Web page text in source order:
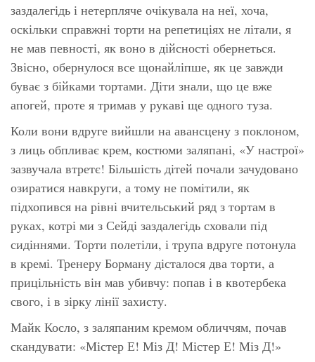
заздалегідь і нетерпляче очікувала на неї, хоча,
оскільки справжні торти на репетиціях не літали, я
не мав певності, як воно в дійсності обернеться.
Звісно, обернулося все щонайліпше, як це завжди
буває з бійками тортами. Діти знали, що це вже
апогей, проте я тримав у рукаві ще одного туза.
Коли вони вдруге вийшли на авансцену з поклоном,
з лиць обпливає крем, костюми заляпані, «У настрої»
зазвучала втретє! Більшість дітей почали зачудовано
озиратися навкруги, а тому не помітили, як
підхопився на рівні вчительський ряд з тортам в
руках, котрі ми з Сейді заздалегідь сховали під
сидіннями. Торти полетіли, і трупа вдруге потонула
в кремі. Тренеру Борману дісталося два торти, а
прицільність він мав убивчу: попав і в квотербека
свого, і в зірку лінії захисту.
Майк Косло, з заляпаним кремом обличчям, почав
скандувати: «Містер Е! Міз Д! Містер Е! Міз Д!»